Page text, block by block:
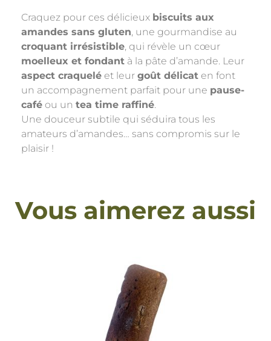
Craquez pour ces délicieux biscuits aux
amandes sans gluten, une gourmandise au
croquant irrésistible, qui révèle un cœur
moelleux et fondant à la pâte d’amande. Leur
aspect craquelé et leur goût délicat en font
un accompagnement parfait pour une pause-
café ou un tea time raffiné.
Une douceur subtile qui séduira tous les
amateurs d’amandes… sans compromis sur le
plaisir !
Vous aimerez aussi